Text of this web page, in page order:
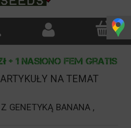
NA TEMAT
GENETYKĄ BANANA ,